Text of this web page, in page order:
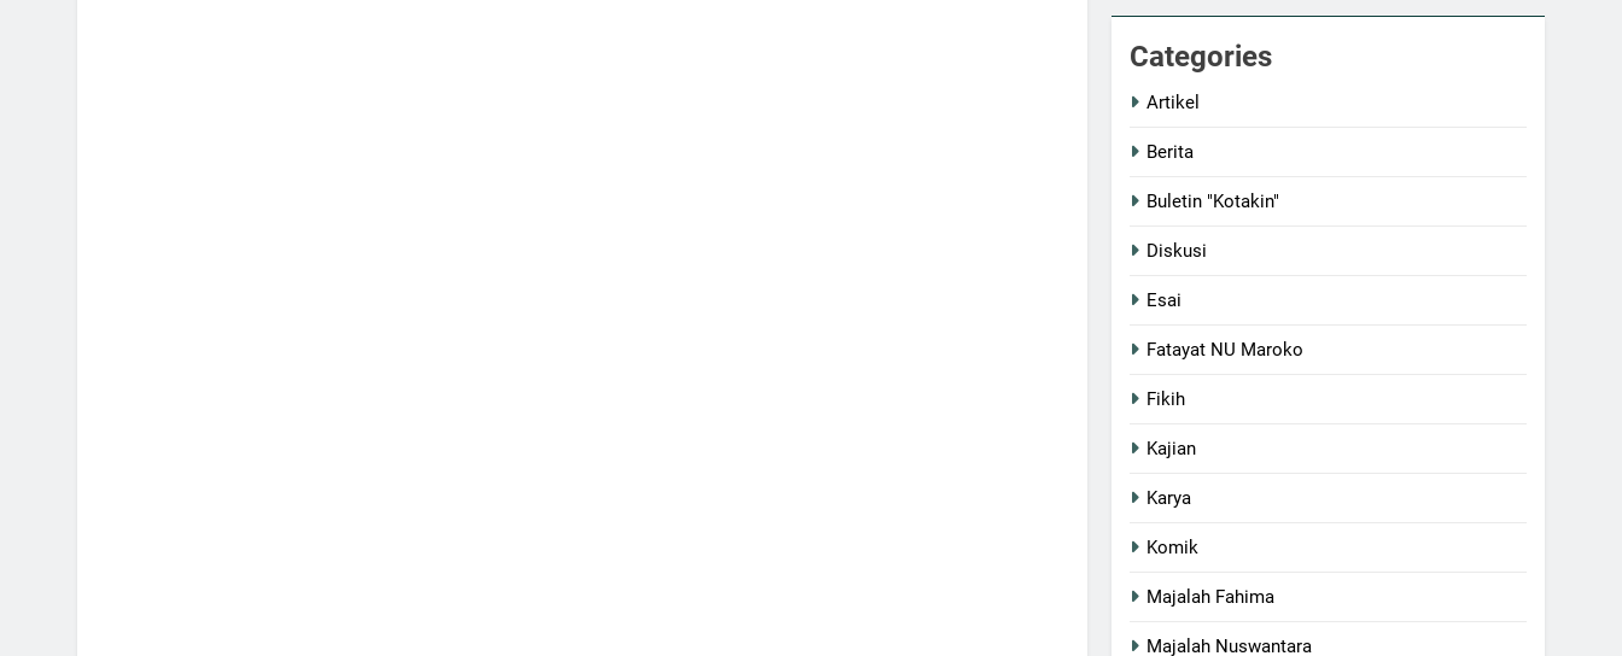
Categories
Artikel
Berita
Buletin "Kotakin"
Diskusi
Esai
Fatayat NU Maroko
Fikih
Kajian
Karya
Komik
Majalah Fahima
Majalah Nuswantara